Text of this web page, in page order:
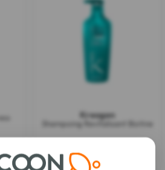
Kreogen
Shampoing Revitalisant Biotine
14,95 €